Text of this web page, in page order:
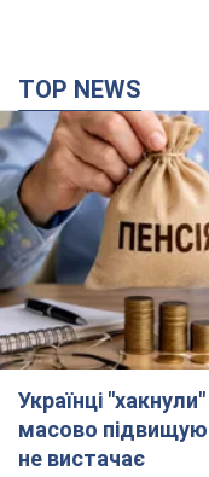
TOP NEWS
Українці
масово
не вистачає